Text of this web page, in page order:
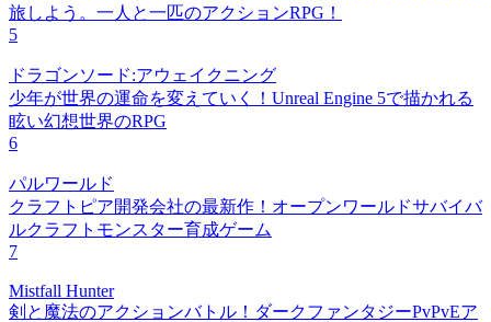
旅しよう。一人と一匹のアクションRPG！
5
ドラゴンソード:アウェイクニング
少年が世界の運命を変えていく！Unreal Engine 5で描かれる
眩い幻想世界のRPG
6
パルワールド
クラフトピア開発会社の最新作！オープンワールドサバイバ
ルクラフトモンスター育成ゲーム
7
Mistfall Hunter
剣と魔法のアクションバトル！ダークファンタジーPvPvEア